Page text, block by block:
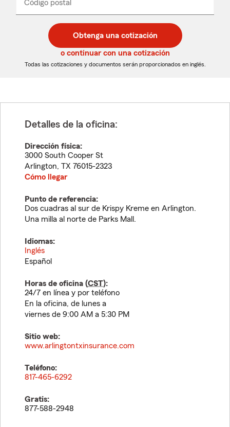
desplegable
Código postal
de
5
dígitos
de
5
dígitos
_____
Obtenga una cotización
o continuar con una cotización
Todas las cotizaciones y documentos serán proporcionados en inglés.
Detalles de la oficina:
Dirección física:
3000 South Cooper St
Arlington, TX 76015-2323
Cómo llegar
Punto de referencia:
Dos cuadras al sur de Krispy Kreme en Arlington.
Una milla al norte de Parks Mall.
Idiomas:
Inglés
Español
Horas de oficina (CST):
24/7 en línea y por teléfono
En la oficina, de lunes a
viernes de 9:00 AM a 5:30 PM
Sitio web:
www.arlingtontxinsurance.com
Teléfono:
817-465-6292
Gratis:
877-588-2948